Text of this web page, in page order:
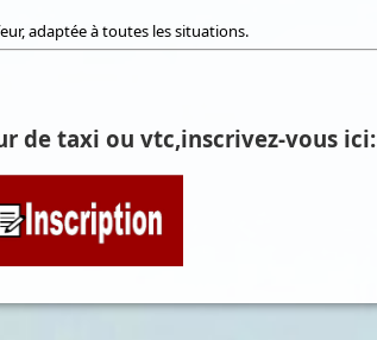
adaptée à toutes les situations.
de taxi ou vtc,inscrivez-vous ici: